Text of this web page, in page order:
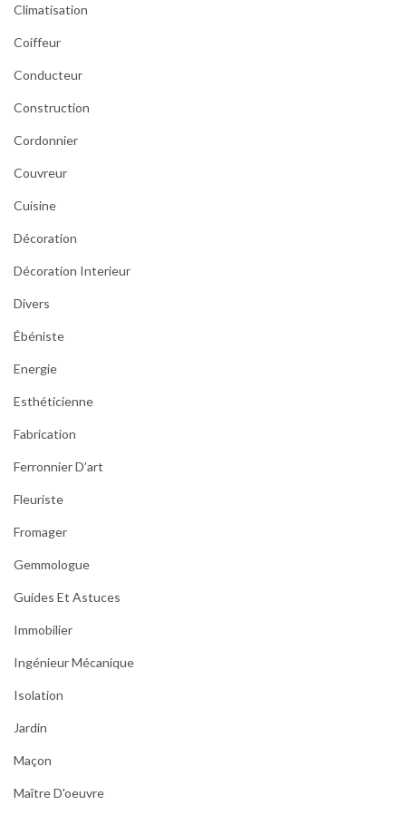
Climatisation
Coiffeur
Conducteur
Construction
Cordonnier
Couvreur
Cuisine
Décoration
Décoration Interieur
Divers
Ébéniste
Energie
Esthéticienne
Fabrication
Ferronnier D’art
Fleuriste
Fromager
Gemmologue
Guides Et Astuces
Immobilier
Ingénieur Mécanique
Isolation
Jardin
Maçon
Maître D'oeuvre